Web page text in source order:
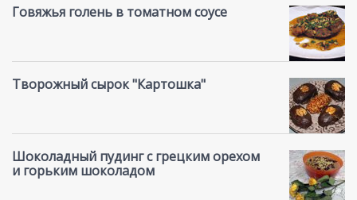
Говяжья голень в томатном соусе
Творожный сырок "Картошка"
Шоколадный пудинг с грецким орехом
и горьким шоколадом